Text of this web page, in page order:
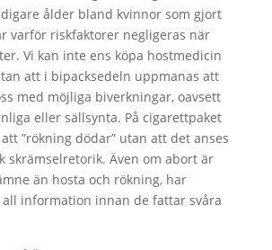
ålder bland kvinnor som gjort
varför riskfaktorer negligeras när
Vi kan inte ens köpa hostmedicin
att i bipacksedeln uppmanas att
med möjliga biverkningar, oavsett
eller sällsynta. På cigarettpaket
”rökning dödar” utan att det anses
skrämselretorik. Även om abort är
än hosta och rökning, har
information innan de fattar svåra